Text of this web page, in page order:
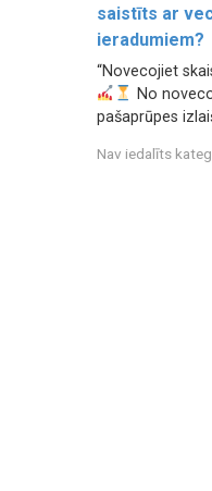
saistīts ar
ieradumiem?
“Novecojiet
No
pašaprūpes
Nav iedalīts